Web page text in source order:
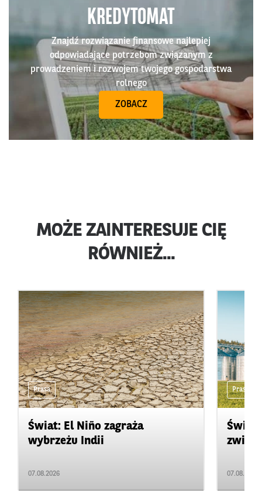
KREDYTOMAT
Znajdź rozwiązanie finansowe najlepiej
odpowiadające potrzebom związanym z
prowadzeniem i rozwojem twojego gospodarstwa
rolnego
ZOBACZ
MOŻE ZAINTERESUJE CIĘ
RÓWNIEŻ...
Prasa
Świat: El Niño zagraża
wybrzeżu Indii
07.08.2026
Prasa
07.08.2026